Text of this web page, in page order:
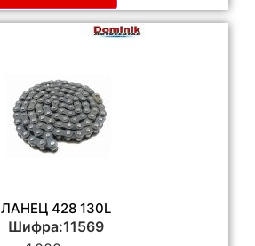
ЛАНЕЦ 428 130L
Шифра:11569